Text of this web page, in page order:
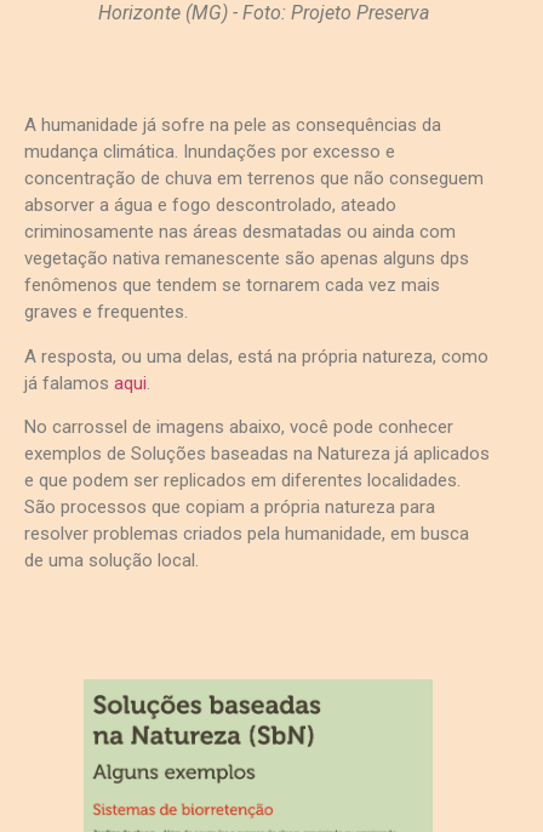
Horizonte (MG) - Foto: Projeto Preserva
A humanidade já sofre na pele as consequências da
mudança climática. Inundações por excesso e
concentração de chuva em terrenos que não conseguem
absorver a água e fogo descontrolado, ateado
criminosamente nas áreas desmatadas ou ainda com
vegetação nativa remanescente são apenas alguns dps
fenômenos que tendem se tornarem cada vez mais
graves e frequentes.
A resposta, ou uma delas, está na própria natureza, como
já falamos aqui.
No carrossel de imagens abaixo, você pode conhecer
exemplos de Soluções baseadas na Natureza já aplicados
e que podem ser replicados em diferentes localidades.
São processos que copiam a própria natureza para
resolver problemas criados pela humanidade, em busca
de uma solução local.